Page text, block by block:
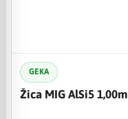
GEKA
Žica MIG AlSi5